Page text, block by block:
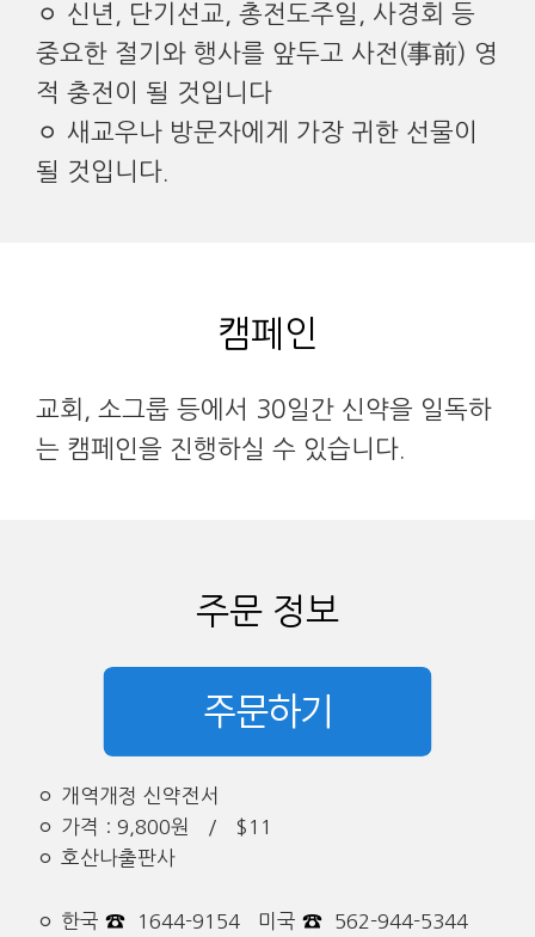
ㅇ 신년, 단기선교, 총전도주일, 사경회 등
중요한 절기와 행사를 앞두고 사전(事前) 영
적 충전이 될 것입니다
ㅇ 새교우나 방문자에게 가장 귀한 선물이
될 것입니다.
캠페인
교회, 소그룹 등에서 30일간 신약을 일독하
는 캠페인을 진행하실 수 있습니다.
주문 정보
ㅇ 개역개정 신약전서
ㅇ 가격 : 9,800원 / $11
ㅇ 호산나출판사
ㅇ 한국 ☎ 1644-9154 미국 ☎ 562-944-5344